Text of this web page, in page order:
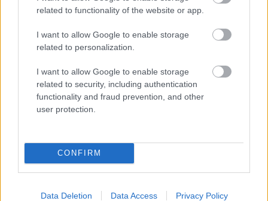
related to functionality of the website or app.
I want to allow Google to enable storage
related to personalization.
I want to allow Google to enable storage
related to security, including authentication
functionality and fraud prevention, and other
user protection.
CONFIRM
Data Deletion Data Access Privacy Policy
«Μου χρωστάς έναν Αύγουστο»: Όλοι μιλούν για τη
φράση που έγινε τραγούδι, κανείς δεν ξέρει από
πού προήλθε
Τον βρήκαμε! Ταξιδιώτης πάει διακοπές στην Πάρο
για... έναν μήνα - «Έχω εγώ τον τρόπο»